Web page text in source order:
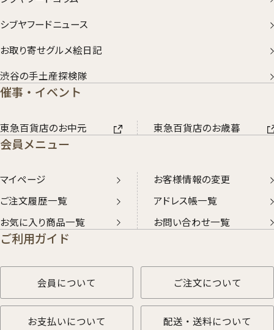
シブヤフードニュース
お取り寄せグルメ絵日記
渋谷の手土産探検隊
催事・イベント
東急百貨店のお中元 東急百貨店のお歳暮
会員メニュー
マイページ
お客様情報の変更
ご注文履歴一覧
アドレス帳一覧
お気に入り商品一覧
お問い合わせ一覧
ご利用ガイド
会員について ご注文について
お支払いについて 配送・送料について